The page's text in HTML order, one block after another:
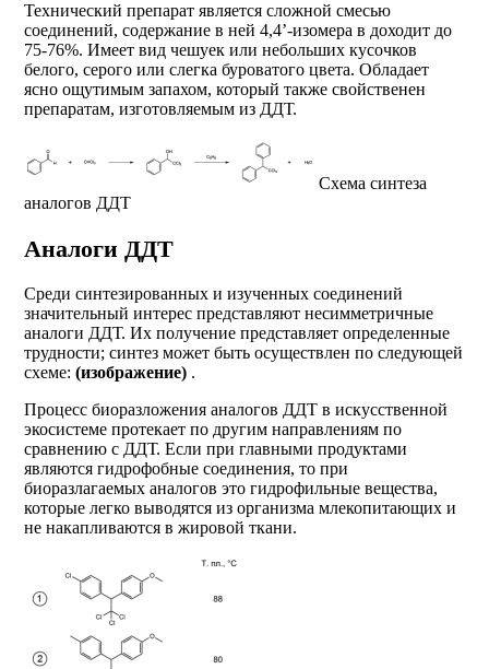
Технический препарат является сложной смесью
соединений, содержание в ней 4,4’-изомера в доходит до
75-76%. Имеет вид чешуек или небольших кусочков
белого, серого или слегка буроватого цвета. Обладает
ясно ощутимым запахом, который также свойственен
препаратам, изготовляемым из ДДТ.
Схема синтеза
аналогов ДДТ
Аналоги ДДТ
Среди синтезированных и изученных соединений
значительный интерес представляют несимметричные
аналоги ДДТ. Их получение представляет определенные
трудности; синтез может быть осуществлен по следующей
схеме: (изображение) .
Процесс биоразложения аналогов ДДТ в искусственной
экосистеме протекает по другим направлениям по
сравнению с ДДТ. Если при главными продуктами
являются гидрофобные соединения, то при
биоразлагаемых аналогов это гидрофильные вещества,
которые легко выводятся из организма млекопитающих и
не накапливаются в жировой ткани.